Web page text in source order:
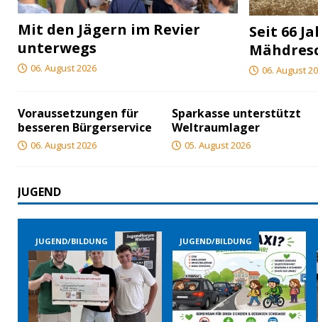
Mit den Jägern im Revier
unterwegs
06. August 2026
Seit 66
06. August
Voraussetzungen für
besseren Bürgerservice
06. August 2026
Sparkasse unterstützt
Weltraumlager
05. August 2026
JUGEND
JUGEND/BILDUNG JUGEND/BILDUNG